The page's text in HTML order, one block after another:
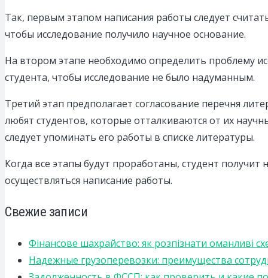
Так, первым этапом написания работы следует
чтобы исследование получило научное основание.
На втором этапе необходимо определить проблему
студента, чтобы исследование не было надуманным.
Третий этап предполагает согласование перечня
любят студентов, которые отталкиваются от их
следует упоминать его работы в списке литературы.
Когда все этапы будут проработаны, студент
осуществляться написание работы.
Свежие записи
Фінансове шахрайство: як розпізнати оманливі
Надежные грузоперевозки: преимущества